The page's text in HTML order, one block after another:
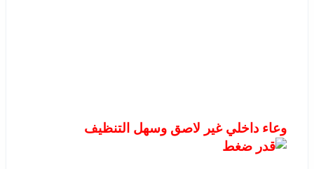
وعاء داخلي غير لاصق وسهل التنظيف